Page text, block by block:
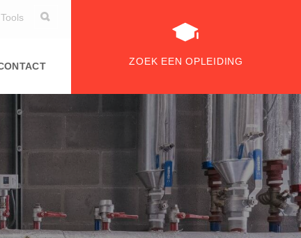
Tools
ZOEK EEN OPLEIDING